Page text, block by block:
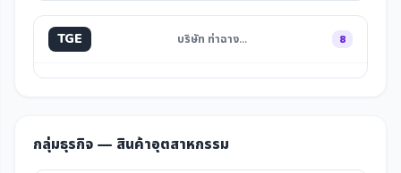
TGE บริษัท ท่าฉาง… 8
กลุ่มธุรกิจ — สินค้าอุตสาหกรรม